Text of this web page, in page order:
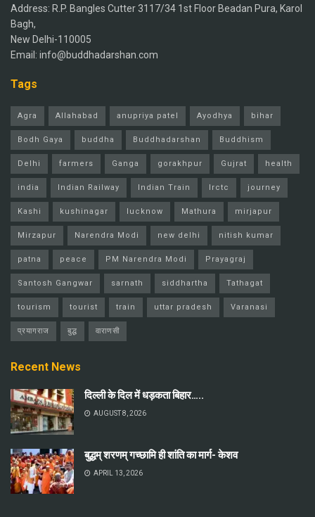
Address: R.P. Bangles Cutter 3117/34 1st Floor Beadan Pura, Karol
Bagh,
New Delhi-110005
Email: info@buddhadarshan.com
Tags
Agra Allahabad anupriya patel Ayodhya bihar
Bodh Gaya buddha Buddhadarshan Buddhism
Delhi farmers Ganga gorakhpur Gujrat health
india Indian Railway Indian Train Irctc journey
Kashi kushinagar lucknow Mathura mirjapur
Mirzapur Narendra Modi new delhi nitish kumar
patna peace PM Narendra Modi Prayagraj
Santosh Gangwar sarnath siddhartha Tathagat
tourism tourist train uttar pradesh Varanasi
प्रयागराज बुद्ध वाराणसी
Recent News
दिल्ली के दिल में धड़कता बिहार…..
AUGUST 8, 2026
बुद्धम् शरणम् गच्छामि ही शांति का मार्ग- केशव
APRIL 13, 2026